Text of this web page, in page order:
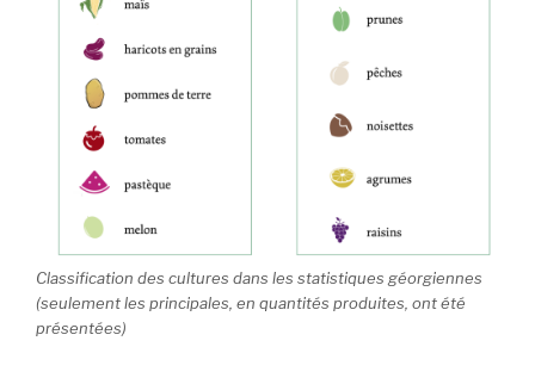
Classification des cultures dans les statistiques géorgiennes
(seulement les principales, en quantités produites, ont été
présentées)